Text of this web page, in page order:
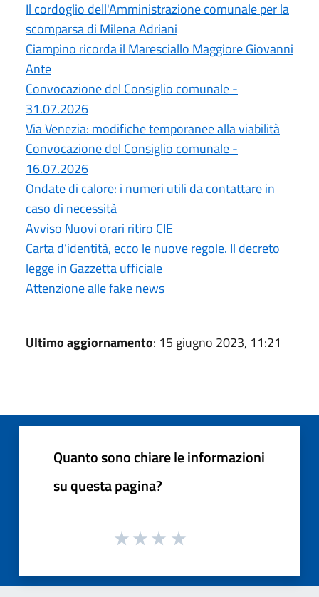
Il cordoglio dell'Amministrazione comunale per la
scomparsa di Milena Adriani
Ciampino ricorda il Maresciallo Maggiore Giovanni
Ante
Convocazione del Consiglio comunale -
31.07.2026
Via Venezia: modifiche temporanee alla viabilità
Convocazione del Consiglio comunale -
16.07.2026
Ondate di calore: i numeri utili da contattare in
caso di necessità
Avviso Nuovi orari ritiro CIE
Carta d’identità, ecco le nuove regole. Il decreto
legge in Gazzetta ufficiale
Attenzione alle fake news
Ultimo aggiornamento: 15 giugno 2023, 11:21
Quanto sono chiare le informazioni
su questa pagina?